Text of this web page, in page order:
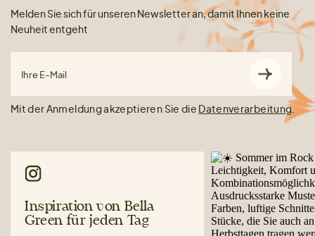
Melden Sie sich für unseren Newsletter an, damit Ihnen keine
Neuheit entgeht
Ihre E-Mail
Mit der Anmeldung akzeptieren Sie die Datenverarbeitung.
Inspiration von Bella
Green für jeden Tag